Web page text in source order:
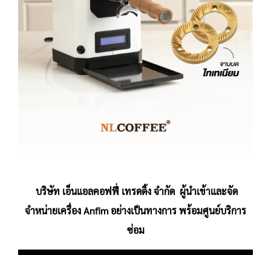
บริษัท เอ็นแอลคอฟฟี่ เทรดดิ้ง จำกัด ผู้นำเข้าและจัด
จำหน่ายเครื่อง Anfim อย่างเป็นทางการ พร้อมศูนย์บริการ
ซ่อม